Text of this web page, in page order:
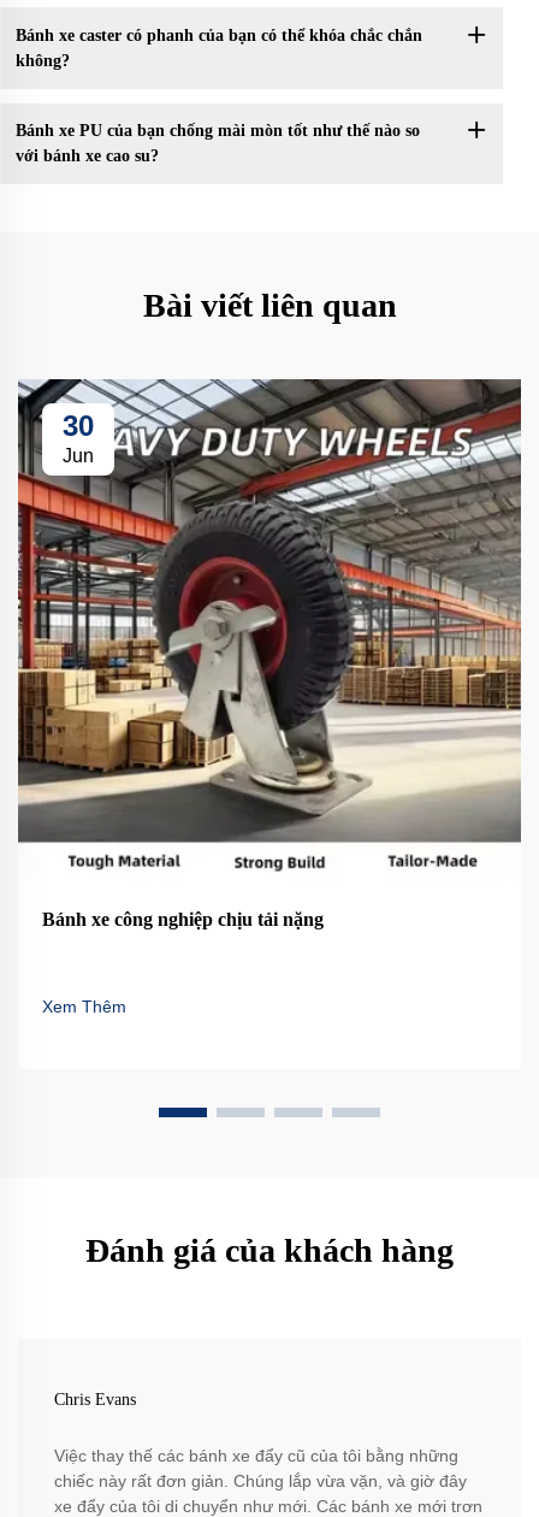
Bánh xe caster có phanh của bạn có thể khóa chắc chắn
không?
Bánh xe PU của bạn chống mài mòn tốt như thế nào so
với bánh xe cao su?
Bài viết liên quan
30
Jun
Bánh xe công nghiệp chịu tải nặng
Xem Thêm
Đánh giá của khách hàng
Chris Evans
Việc thay thế các bánh xe đẩy cũ của tôi bằng những
chiếc này rất đơn giản. Chúng lắp vừa vặn, và giờ đây
xe đẩy của tôi di chuyển như mới. Các bánh xe mới trơn